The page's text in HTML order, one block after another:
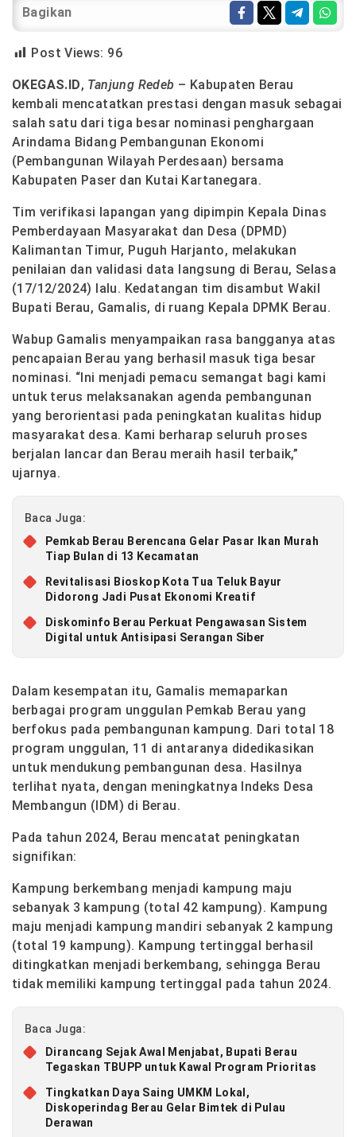
Bagikan
Post Views: 96
OKEGAS.ID, Tanjung Redeb – Kabupaten Berau
kembali mencatatkan prestasi dengan masuk sebagai
salah satu dari tiga besar nominasi penghargaan
Arindama Bidang Pembangunan Ekonomi
(Pembangunan Wilayah Perdesaan) bersama
Kabupaten Paser dan Kutai Kartanegara.
Tim verifikasi lapangan yang dipimpin Kepala Dinas
Pemberdayaan Masyarakat dan Desa (DPMD)
Kalimantan Timur, Puguh Harjanto, melakukan
penilaian dan validasi data langsung di Berau, Selasa
(17/12/2024) lalu. Kedatangan tim disambut Wakil
Bupati Berau, Gamalis, di ruang Kepala DPMK Berau.
Wabup Gamalis menyampaikan rasa bangganya atas
pencapaian Berau yang berhasil masuk tiga besar
nominasi. “Ini menjadi pemacu semangat bagi kami
untuk terus melaksanakan agenda pembangunan
yang berorientasi pada peningkatan kualitas hidup
masyarakat desa. Kami berharap seluruh proses
berjalan lancar dan Berau meraih hasil terbaik,”
ujarnya.
Baca Juga:
Pemkab Berau Berencana Gelar Pasar Ikan Murah
Tiap Bulan di 13 Kecamatan
Revitalisasi Bioskop Kota Tua Teluk Bayur
Didorong Jadi Pusat Ekonomi Kreatif
Diskominfo Berau Perkuat Pengawasan Sistem
Digital untuk Antisipasi Serangan Siber
Dalam kesempatan itu, Gamalis memaparkan
berbagai program unggulan Pemkab Berau yang
berfokus pada pembangunan kampung. Dari total 18
program unggulan, 11 di antaranya didedikasikan
untuk mendukung pembangunan desa. Hasilnya
terlihat nyata, dengan meningkatnya Indeks Desa
Membangun (IDM) di Berau.
Pada tahun 2024, Berau mencatat peningkatan
signifikan:
Kampung berkembang menjadi kampung maju
sebanyak 3 kampung (total 42 kampung). Kampung
maju menjadi kampung mandiri sebanyak 2 kampung
(total 19 kampung). Kampung tertinggal berhasil
ditingkatkan menjadi berkembang, sehingga Berau
tidak memiliki kampung tertinggal pada tahun 2024.
Baca Juga:
Dirancang Sejak Awal Menjabat, Bupati Berau
Tegaskan TBUPP untuk Kawal Program Prioritas
Tingkatkan Daya Saing UMKM Lokal,
Diskoperindag Berau Gelar Bimtek di Pulau
Derawan